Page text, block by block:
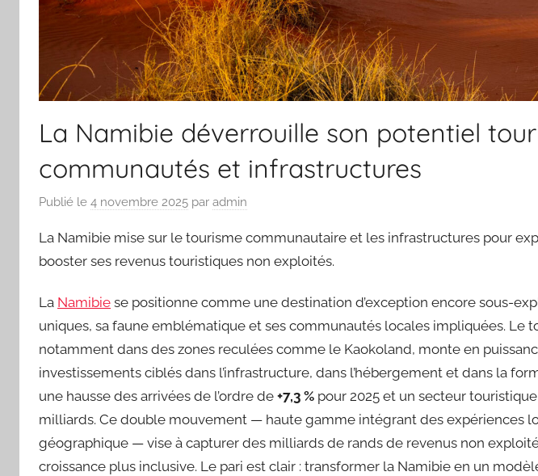
La Namibie déverrouille son potentiel
communautés et infrastructures
Publié le 4 novembre 2025 par admin
La Namibie mise sur le tourisme communautaire et les infrastructures pour
booster ses revenus touristiques non exploités.
La Namibie se positionne comme une destination d’exception encore sous-
uniques, sa faune emblématique et ses communautés locales impliquées. Le
notamment dans des zones reculées comme le Kaokoland, monte en
investissements ciblés dans l’infrastructure, dans l’hébergement et dans la
une hausse des arrivées de l’ordre de +7,3 % pour 2025 et un secteur
milliards. Ce double mouvement — haute gamme intégrant des expériences
géographique — vise à capturer des milliards de rands de revenus non
croissance plus inclusive. Le pari est clair : transformer la Namibie en un